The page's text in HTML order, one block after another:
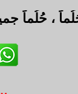
، حُلُماً